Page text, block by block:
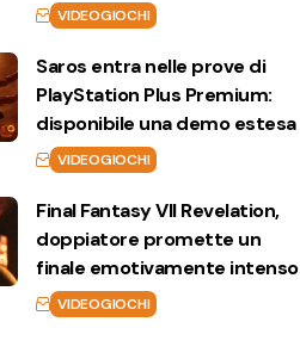
VIDEOGIOCHI
Saros entra nelle prove di
PlayStation Plus Premium:
disponibile una demo estesa
VIDEOGIOCHI
Final Fantasy VII Revelation,
doppiatore promette un
finale emotivamente intenso
VIDEOGIOCHI